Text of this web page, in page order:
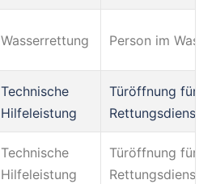
Wasserrettung Person im
Technische
Hilfeleistung
Türöffnung für
Rettungsdienst
Technische
Hilfeleistung
Türöffnung für
Rettungsdienst